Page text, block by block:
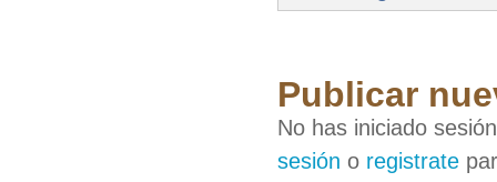
Publicar
No has iniciado
sesión o registrate